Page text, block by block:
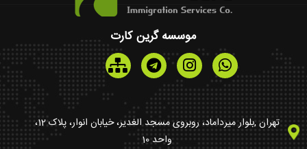
موسسه گرین کارت
تهران ,بلوار میرداماد، روبروی مسجد الغدیر، خیابان انوار، پلاک 12،
واحد 10